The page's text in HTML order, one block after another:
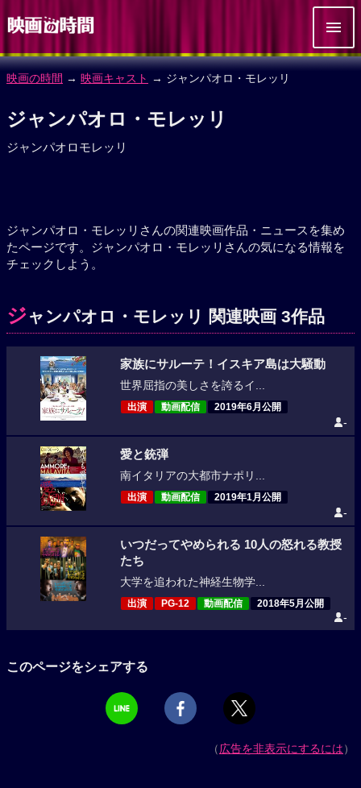
映画の時間 → 映画キャスト → ジャンパオロ・モレッリ
ジャンパオロ・モレッリ
ジャンパオロモレッリ
ジャンパオロ・モレッリさんの関連映画作品・ニュースを集め
たページです。ジャンパオロ・モレッリさんの気になる情報を
チェックしよう。
ジ ャンパオロ・モレッリ 関連映画 3作品
家族にサルーテ！イスキア島は大騒動
世界屈指の美しさを誇るイ...
出演 動画配信 2019年6月公開
-
愛と銃弾
南イタリアの大都市ナポリ...
出演 動画配信 2019年1月公開
-
いつだってやめられる 10人の怒れる教授
たち
大学を追われた神経生物学...
出演 PG-12 動画配信 2018年5月公開
-
このページをシェアする
（広告を非表示にするには）